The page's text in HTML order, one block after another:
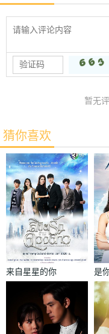
暂无
猜你喜欢
来自星星的你
ดวงดาว
是